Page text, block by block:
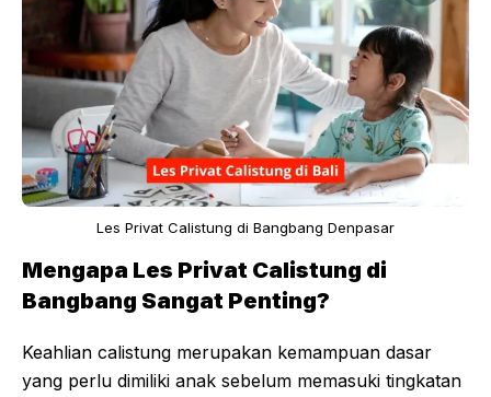
Les Privat Calistung di Bangbang Denpasar
Mengapa Les Privat Calistung di
Bangbang Sangat Penting?
Keahlian calistung merupakan kemampuan dasar
yang perlu dimiliki anak sebelum memasuki tingkatan